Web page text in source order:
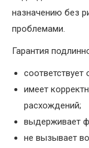
назначению без
проблемами.
Гарантия
соответствует
имеет
расхождений;
выдерживает
не вызывает